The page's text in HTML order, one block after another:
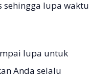
lupa waktu
lupa untuk
Anda selalu